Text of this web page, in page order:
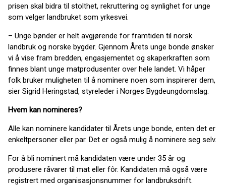
prisen skal bidra til stolthet, rekruttering og synlighet for unge
som velger landbruket som yrkesvei.
– Unge bønder er helt avgjørende for framtiden til norsk
landbruk og norske bygder. Gjennom Årets unge bonde ønsker
vi å vise fram bredden, engasjementet og skaperkraften som
finnes blant unge matprodusenter over hele landet. Vi håper
folk bruker muligheten til å nominere noen som inspirerer dem,
sier Sigrid Heringstad, styreleder i Norges Bygdeungdomslag.
Hvem kan nomineres?
Alle kan nominere kandidater til Årets unge bonde, enten det er
enkeltpersoner eller par. Det er også mulig å nominere seg selv.
For å bli nominert må kandidaten være under 35 år og
produsere råvarer til mat eller fôr. Kandidaten må også være
registrert med organisasjonsnummer for landbruksdrift.